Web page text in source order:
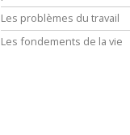
Les problèmes du travail
Les fondements de la vie